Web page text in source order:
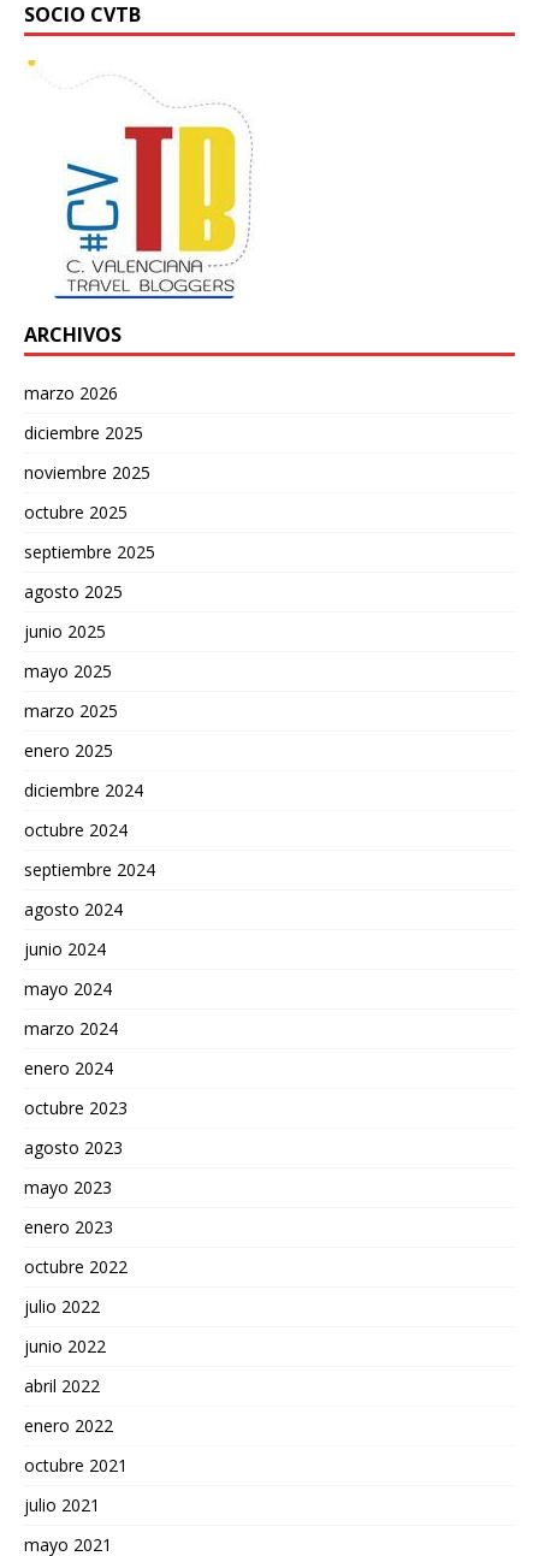
SOCIO CVTB
ARCHIVOS
marzo 2026
diciembre 2025
noviembre 2025
octubre 2025
septiembre 2025
agosto 2025
junio 2025
mayo 2025
marzo 2025
enero 2025
diciembre 2024
octubre 2024
septiembre 2024
agosto 2024
junio 2024
mayo 2024
marzo 2024
enero 2024
octubre 2023
agosto 2023
mayo 2023
enero 2023
octubre 2022
julio 2022
junio 2022
abril 2022
enero 2022
octubre 2021
julio 2021
mayo 2021